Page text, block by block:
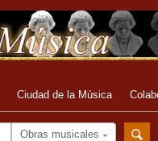
Ciudad de la Música
Obras musicales